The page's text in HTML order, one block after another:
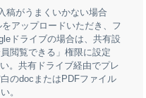
稿がうまくいかない場合
アップロードいただき、フ
ドライブの場合は、共有設
閲覧できる」権限に設定
。共有ドライブ経由でプレ
のdocまたはPDFファイル
。